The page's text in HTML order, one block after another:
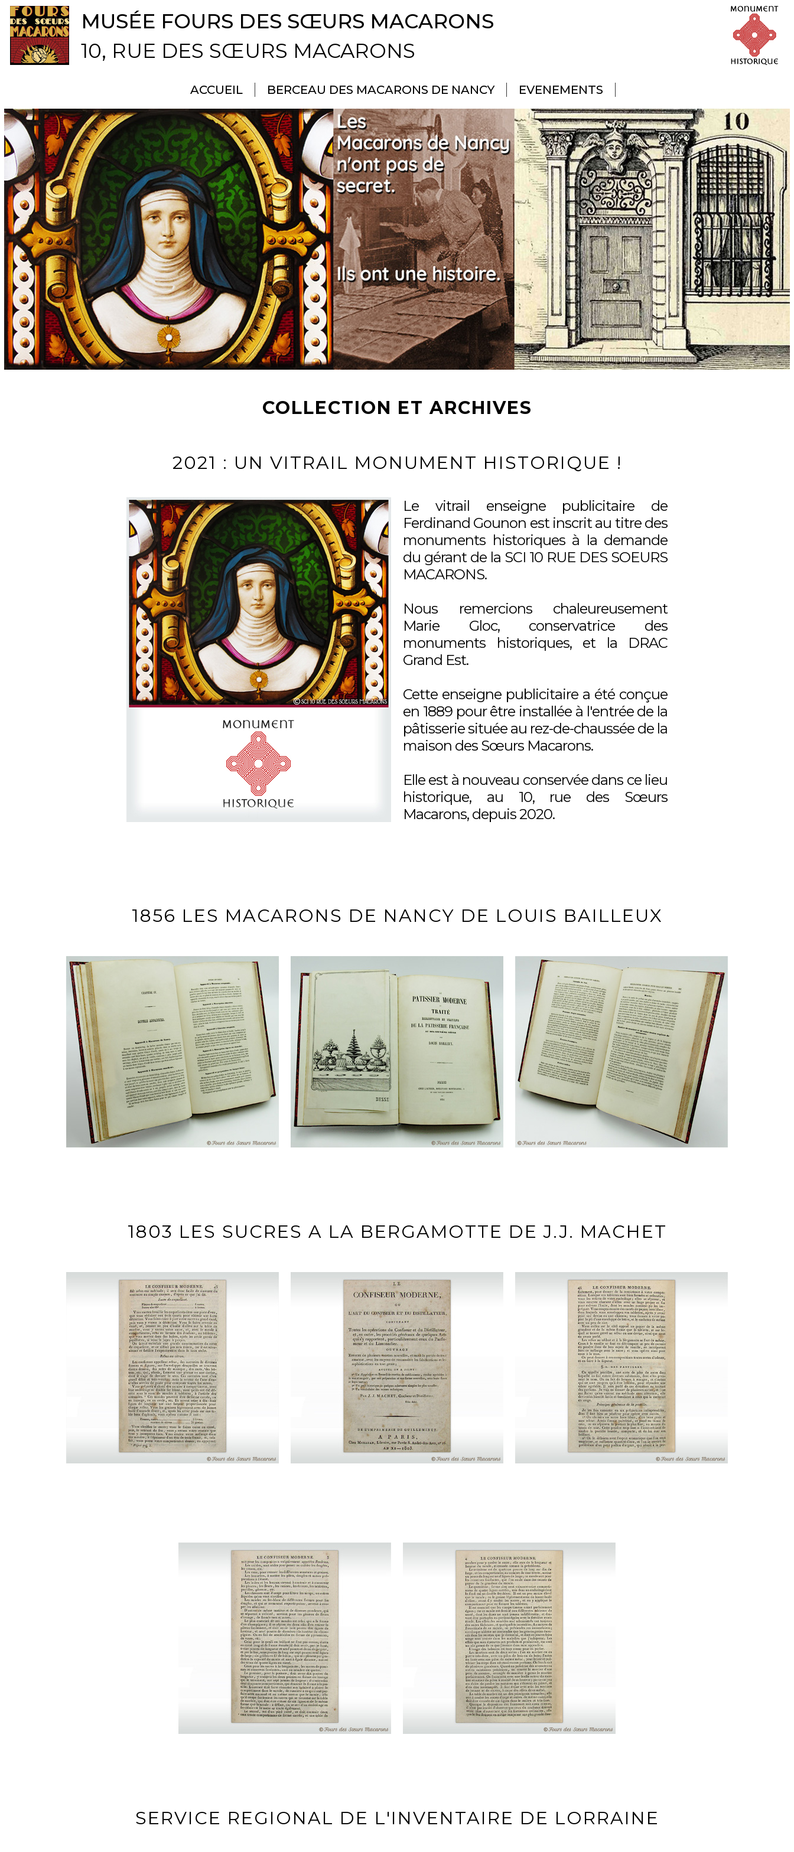
MUSÉE FOURS DES SŒURS MACARONS
10, RUE DES SŒURS MACARONS
ACCUEIL BERCEAU DES MACARONS DE NANCY EVENEMENTS
COLLECTION ET ARCHIVES
2021 : UN VITRAIL MONUMENT HISTORIQUE !
Le vitrail enseigne publicitaire de
Ferdinand Gounon est inscrit au titre des
monuments historiques à la demande
du gérant de la SCI 10 RUE DES SOEURS
MACARONS.
Nous remercions chaleureusement
Marie Gloc, conservatrice des
monuments historiques, et la DRAC
Grand Est.
Cette enseigne publicitaire a été conçue
en 1889 pour être installée à l'entrée de la
pâtisserie située au rez-de-chaussée de la
maison des Sœurs Macarons.
Elle est à nouveau conservée dans ce lieu
historique, au 10, rue des Sœurs
Macarons, depuis 2020.
1856 LES MACARONS DE NANCY DE LOUIS BAILLEUX
1803 LES SUCRES A LA BERGAMOTTE DE J.J. MACHET
SERVICE REGIONAL DE L'INVENTAIRE DE LORRAINE